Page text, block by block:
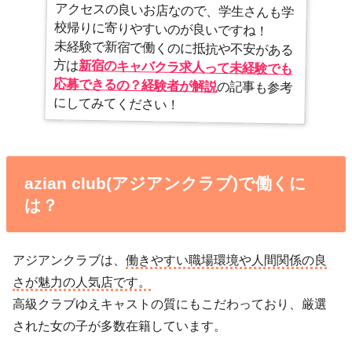
アクセスの良いお店なので、学生さんも学
校帰りに寄りやすいのが良いですね！
未経験で新宿で働くのに抵抗や不安がある
方は新宿のキャバクラ求人って未経験でも
応募できるの？経験者が解説の記事も参考
にしてみてください！
azian club(アジアンクラブ)で働くに
は？
アジアンクラブは、働きやすい職場環境や人間関係の良
さが魅力の人気店です。
高級クラブゆえキャストの質にもこだわっており、厳選
された女の子が多数在籍しています。